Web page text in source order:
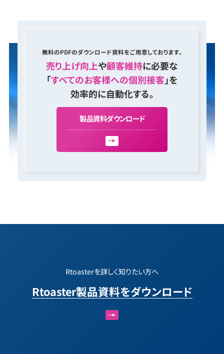
無料のPDFのダウンロード資料をご用意しております。
売り上げ向上や顧客維持に必要な
「すべてのお客様への個別接客」を
効率的に自動化する。
製品資料ダウンロード
Rtoasterを詳しく知りたい方へ
Rtoaster製品資料をダウンロード